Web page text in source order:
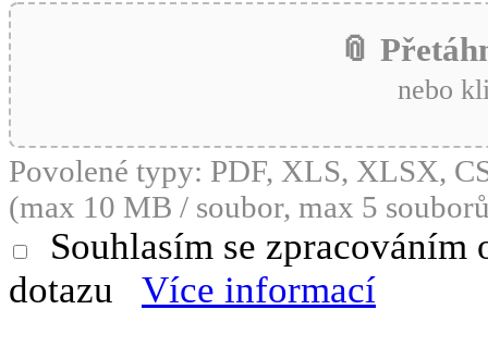
📎
nebo
Povolené typy: PDF, XLS, XLSX,
(max 10 MB / soubor, max 5
Souhlasím se
dotazu
Více informací